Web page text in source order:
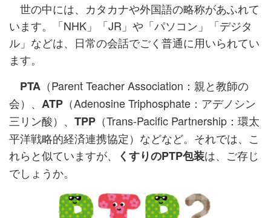
世の中には、カタカナや外国語の略称があふれて
います。「NHK」「JR」や「パソコン」「デジタ
ル」などは、日常の会話でごく普通に用いられてい
ます。
PTA （Parent Teacher Association：親と教師の
会）、 ATP （Adenosine Triphosphate：アデノシン
三リン酸）、 TPP （Trans-Pacific Partnership：環太
平洋戦略的経済連携協定）などなど。それでは、こ
れらと似ていますが、
くすりのPTP包装は、ご存じ
でしょうか。